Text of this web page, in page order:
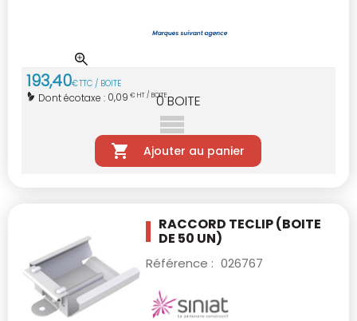
193,40€TTC / BOITE
Dont écotaxe : 0,09 € HT / BOITE
0 BOITE
Ajouter au panier
RACCORD TECLIP (BOITE
DE 50 UN)
Référence : 026767